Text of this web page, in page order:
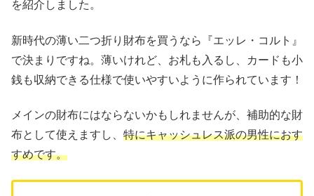
を紹介しました。
新時代の薄い二つ折り財布を買うなら『エッレ・コルト』
で決まりですね。薄いけれど、お札も入るし、カードも小
銭も収納できる仕様で使いやすいように作られています！
メインの財布にはならないかもしれませんが、補助的な財
布として使えますし、 特にキャッシュレス派の男性におす
すめです。